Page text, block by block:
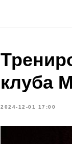
клуба
2024-12-01 17:00